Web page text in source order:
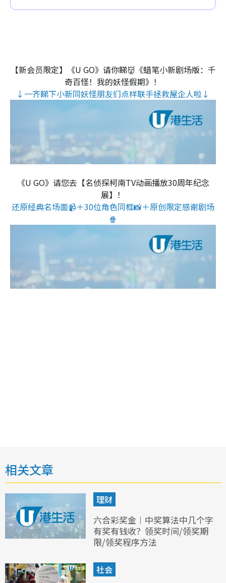
【新会员限定】《U GO》请你睇👹《蜡笔小新剧场版：千
奇百怪！我的妖怪假期》！
↓一齐睇下小新同妖怪朋友们点样联手拯救屋企人啦↓
《U GO》请您去【名侦探柯南TV动画播放30周年纪念
展】！
还原经典名场面📹＋30位角色同框📸＋原创限定感谢剧场
🍿
相关文章
理财
六合彩奖金︱中奖算法中几个字
有奖有钱收？领奖时间/领奖期
限/领奖程序方法
社会